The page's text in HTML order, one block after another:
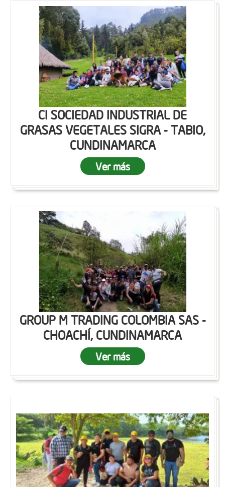
CI SOCIEDAD INDUSTRIAL DE
GRASAS VEGETALES SIGRA - TABIO,
CUNDINAMARCA
Ver más
GROUP M TRADING COLOMBIA SAS -
CHOACHÍ, CUNDINAMARCA
Ver más